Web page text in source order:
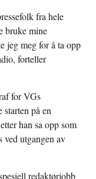
fra hele
bruke mine
jeg meg for å ta opp
forteller
for VGs
på en
han sa opp som
ved utgangen av
redaktørjobb